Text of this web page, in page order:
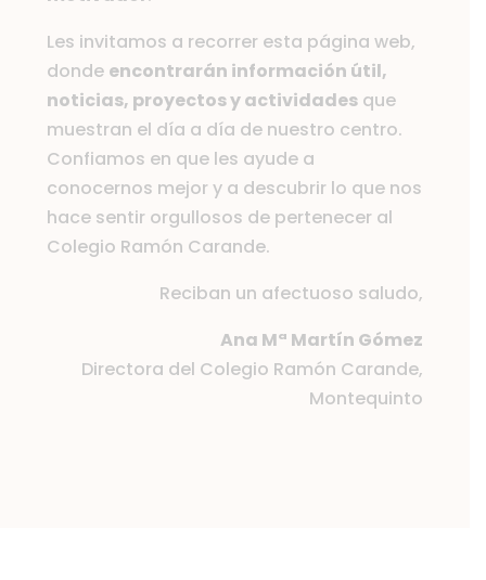
Les invitamos a recorrer esta página web,
donde encontrarán información útil,
noticias, proyectos y actividades que
muestran el día a día de nuestro centro.
Confiamos en que les ayude a
conocernos mejor y a descubrir lo que nos
hace sentir orgullosos de pertenecer al
Colegio Ramón Carande.
Reciban un afectuoso saludo,
Ana Mª Martín Gómez
Directora del Colegio Ramón Carande,
Montequinto